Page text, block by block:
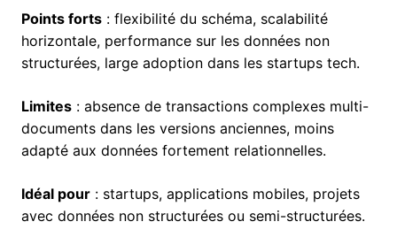
Points forts : flexibilité du schéma, scalabilité
horizontale, performance sur les données non
structurées, large adoption dans les startups tech.
Limites : absence de transactions complexes multi-
documents dans les versions anciennes, moins
adapté aux données fortement relationnelles.
Idéal pour : startups, applications mobiles, projets
avec données non structurées ou semi-structurées.